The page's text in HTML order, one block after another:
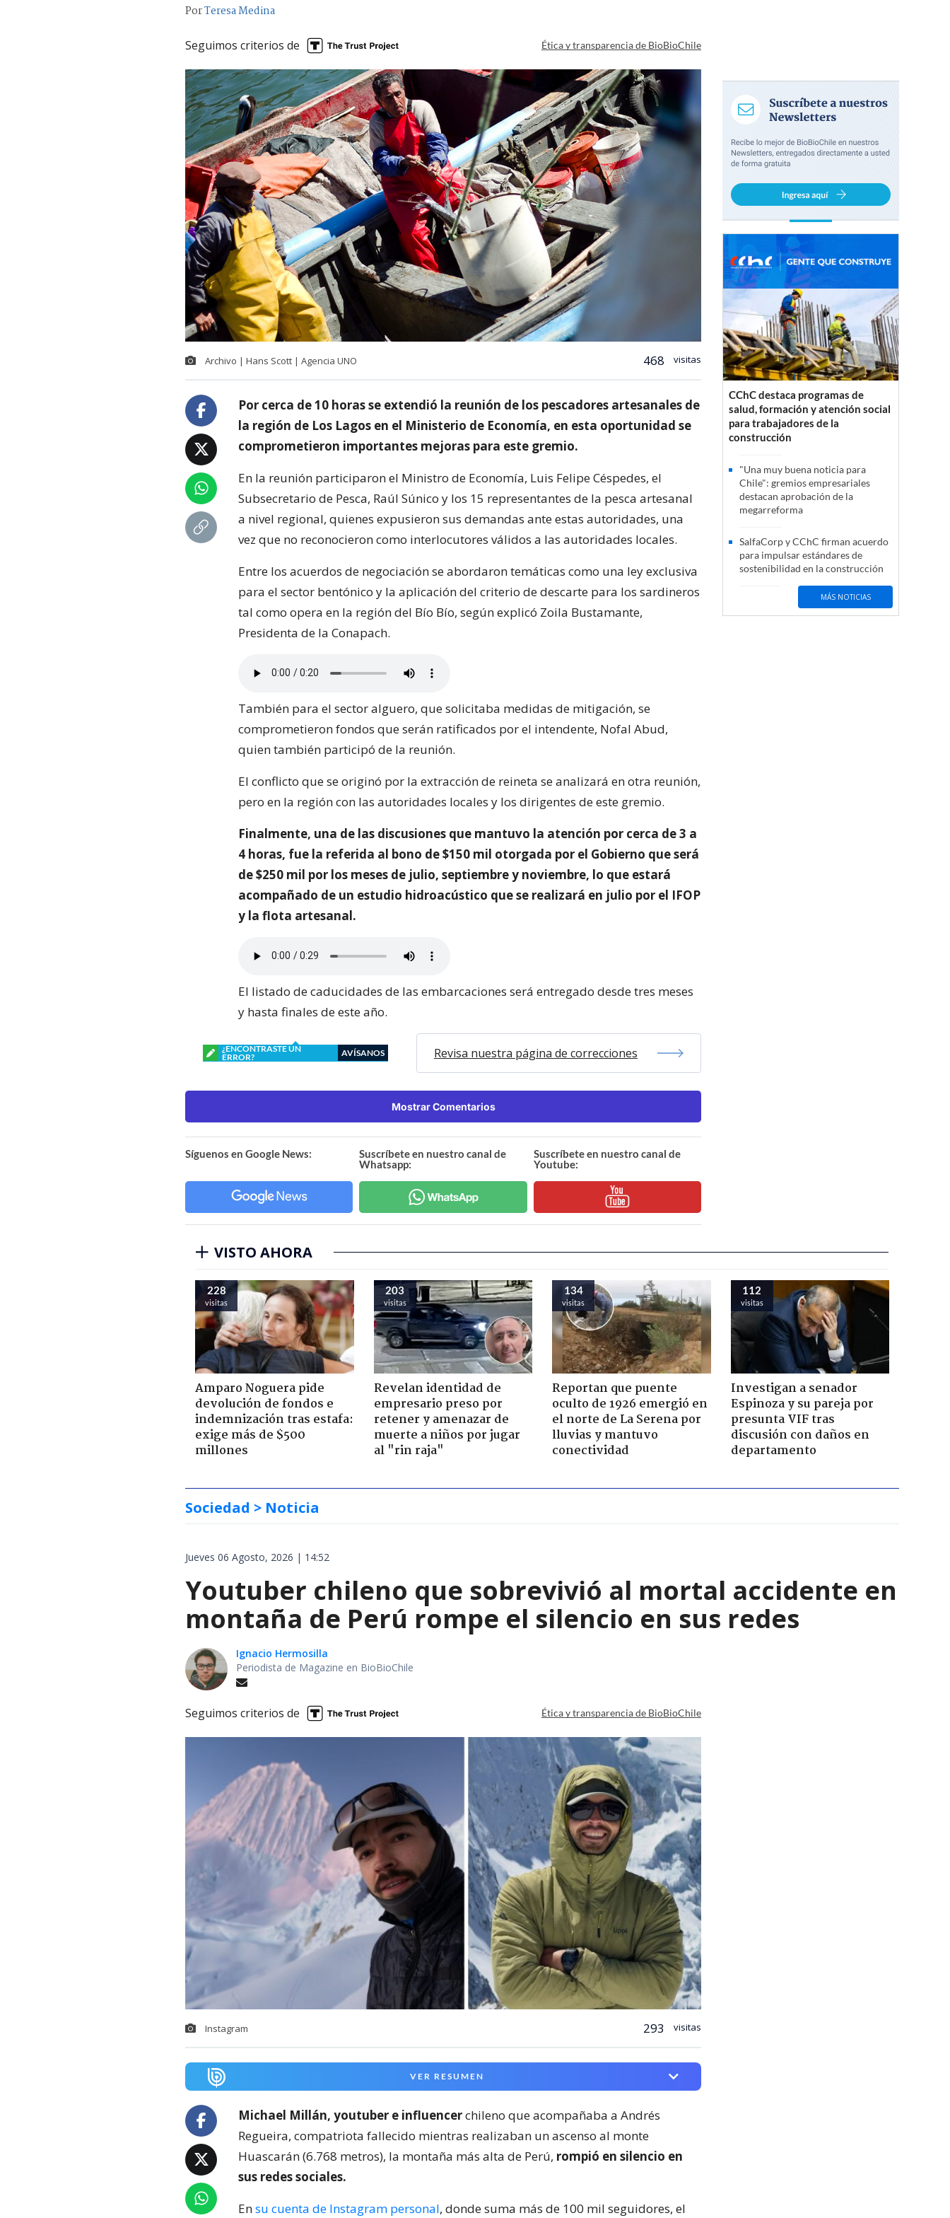
PorTeresa Medina
Seguimos criterios de Ética y transparencia de BioBioChile
Archivo | Hans Scott | Agencia UNO 468 visitas
Por cerca de 10 horas se extendió la reunión de los pescadores artesanales de
la región de Los Lagos en el Ministerio de Economía, en esta oportunidad se
comprometieron importantes mejoras para este gremio.
En la reunión participaron el Ministro de Economía, Luis Felipe Céspedes, el
Subsecretario de Pesca, Raúl Súnico y los 15 representantes de la pesca artesanal
a nivel regional, quienes expusieron sus demandas ante estas autoridades, una
vez que no reconocieron como interlocutores válidos a las autoridades locales.
Entre los acuerdos de negociación se abordaron temáticas como una ley exclusiva
para el sector bentónico y la aplicación del criterio de descarte para los sardineros
tal como opera en la región del Bío Bío, según explicó Zoila Bustamante,
Presidenta de la Conapach.
También para el sector alguero, que solicitaba medidas de mitigación, se
comprometieron fondos que serán ratificados por el intendente, Nofal Abud,
quien también participó de la reunión.
El conflicto que se originó por la extracción de reineta se analizará en otra reunión,
pero en la región con las autoridades locales y los dirigentes de este gremio.
Finalmente, una de las discusiones que mantuvo la atención por cerca de 3 a
4 horas, fue la referida al bono de $150 mil otorgada por el Gobierno que será
de $250 mil por los meses de julio, septiembre y noviembre, lo que estará
acompañado de un estudio hidroacústico que se realizará en julio por el IFOP
y la flota artesanal.
El listado de caducidades de las embarcaciones será entregado desde tres meses
y hasta finales de este año.
¿ENCONTRASTE UN
ERROR?
AVÍSANOS Revisa nuestra página de correcciones
Mostrar Comentarios
Síguenos en Google News:
Suscríbete en nuestro canal de
Whatsapp:
Suscríbete en nuestro canal de
Youtube:
CChC destaca programas de
salud, formación y atención social
para trabajadores de la
construcción
"Una muy buena noticia para
Chile": gremios empresariales
destacan aprobación de la
megarreforma
SalfaCorp y CChC firman acuerdo
para impulsar estándares de
sostenibilidad en la construcción
MÁS NOTICIAS
VISTO AHORA
228
visitas
Amparo Noguera pide
devolución de fondos e
indemnización tras estafa:
exige más de $500
millones
203
visitas
Revelan identidad de
empresario preso por
retener y amenazar de
muerte a niños por jugar
al "rin raja"
134
visitas
Reportan que puente
oculto de 1926 emergió en
el norte de La Serena por
lluvias y mantuvo
conectividad
112
visitas
Investigan a senador
Espinoza y su pareja por
presunta VIF tras
discusión con daños en
departamento
Sociedad > Noticia
Jueves 06 Agosto, 2026 | 14:52
Youtuber chileno que sobrevivió al mortal accidente en
montaña de Perú rompe el silencio en sus redes
Ignacio Hermosilla
Periodista de Magazine en BioBioChile
Seguimos criterios de Ética y transparencia de BioBioChile
Instagram 293 visitas
VER RESUMEN
Michael Millán, youtuber e influencerchileno que acompañaba a Andrés
Regueira, compatriota fallecido mientras realizaban un ascenso al monte
Huascarán (6.768 metros), la montaña más alta de Perú, rompió en silencio en
sus redes sociales.
Ensu cuenta de Instagram personal, donde suma más de 100 mil seguidores, el